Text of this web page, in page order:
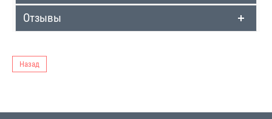
Отзывы
Назад